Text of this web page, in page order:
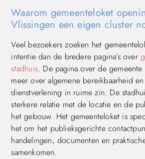
Waarom gemeenteloket
Vlissingen een eigen cluster
Veel bezoekers zoeken het
intentie dan de bredere pagina’s over
stadhuis. De pagina over de
meer over algemene bereikbaarheid
dienstverlening in ruime zin. De
sterkere relatie met de locatie en de
het gebouw. Het gemeenteloket is
het om het publieksgerichte
handelingen, documenten en
samenkomen.